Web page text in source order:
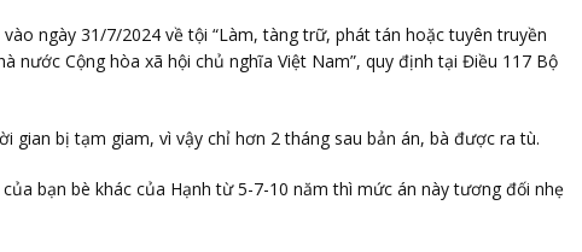
ngày 31/7/2024 về tội “Làm, tàng trữ, phát tán hoặc tuyên truyền
nước Cộng hòa xã hội chủ nghĩa Việt Nam”, quy định tại Điều 117 Bộ
gian bị tạm giam, vì vậy chỉ hơn 2 tháng sau bản án, bà được ra tù.
bạn bè khác của Hạnh từ 5-7-10 năm thì mức án này tương đối nhẹ